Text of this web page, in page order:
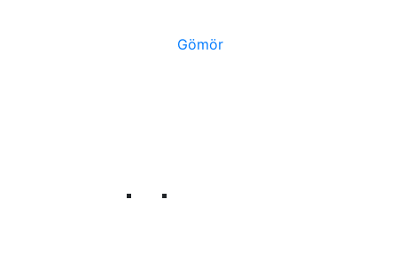
Gömör